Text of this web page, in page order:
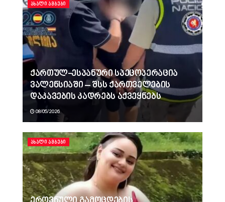
ᲐᲮᲐᲚᲘ ᲐᲛᲑᲔᲑᲘ
ქართულ-ესპანური სპეცოპერაცია
ვალენსიაში – შსს ქართველების
დაკავების კადრებს აქვეყნებს
08/05/2026
ᲐᲮᲐᲚᲘ ᲐᲛᲑᲔᲑᲘ